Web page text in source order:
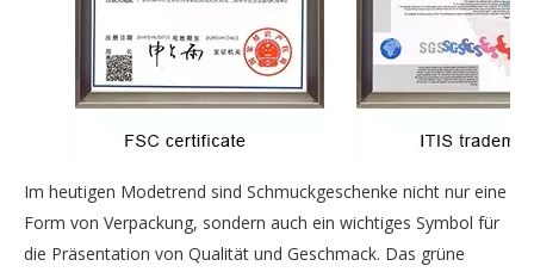
Im heutigen Modetrend sind Schmuckgeschenke nicht nur eine
Form von Verpackung, sondern auch ein wichtiges Symbol für
die Präsentation von Qualität und Geschmack. Das grüne